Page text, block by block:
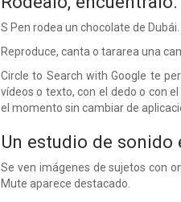
S Pen rodea un chocolate de
Reproduce, canta o tararea una
Circle to Search with Google te
vídeos o texto, con el dedo o con
el momento sin cambiar de
Un estudio de
Se ven imágenes de sujetos con
Mute aparece destacado.